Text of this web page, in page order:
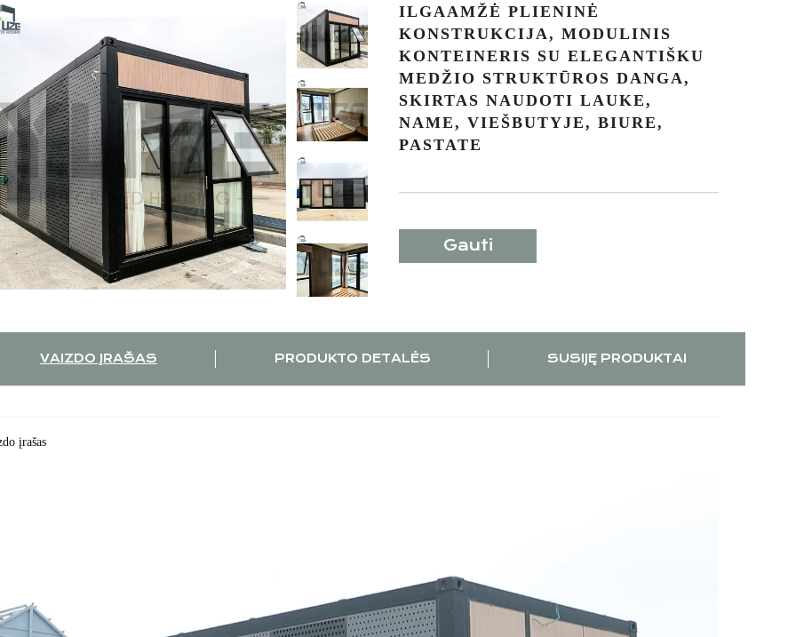
ILGAAMŽĖ PLIENINĖ
KONSTRUKCIJA, MODULINIS
KONTEINERIS SU ELEGANTIŠKU
MEDŽIO STRUKTŪROS DANGA,
SKIRTAS NAUDOTI LAUKE,
NAME, VIEŠBUTYJE, BIURE,
PASTATE
Gauti
VAIZDO ĮRAŠAS PRODUKTO DETALĖS SUSIJĘ PRODUKTAI
įrašas